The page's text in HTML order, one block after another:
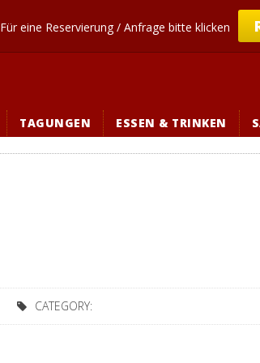
Für eine Reservierung / Anfrage bitte klicken
TAGUNGEN ESSEN & TRINKEN
CATEGORY: